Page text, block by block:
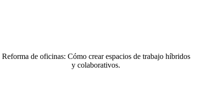
Reforma de oficinas: Cómo crear espacios de trabajo híbridos
y colaborativos.